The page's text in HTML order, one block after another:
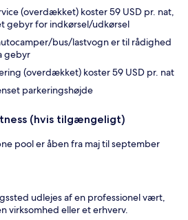
(overdækket) koster 59 USD pr. nat,
gebyr for indkørsel/udkørsel
bus/lastvogn er til rådighed
gebyr
(overdækket) koster 59 USD pr. nat
parkeringshøjde
(hvis tilgængeligt)
pool er åben fra maj til september
udlejes af en professionel vært,
virksomhed eller et erhverv.